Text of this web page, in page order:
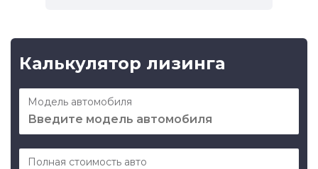
Калькулятор лизинга
Модель автомобиля
Полная стоимость авто